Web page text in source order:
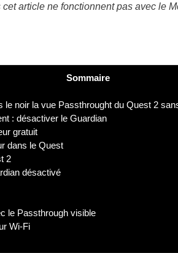
article ne fonctionnent pas avec le
Sommaire
le noir la vue Passthrought du Quest 2
: désactiver le Guardian
gratuit
dans le Quest
2
désactivé
le Passthrough visible
Wi-Fi